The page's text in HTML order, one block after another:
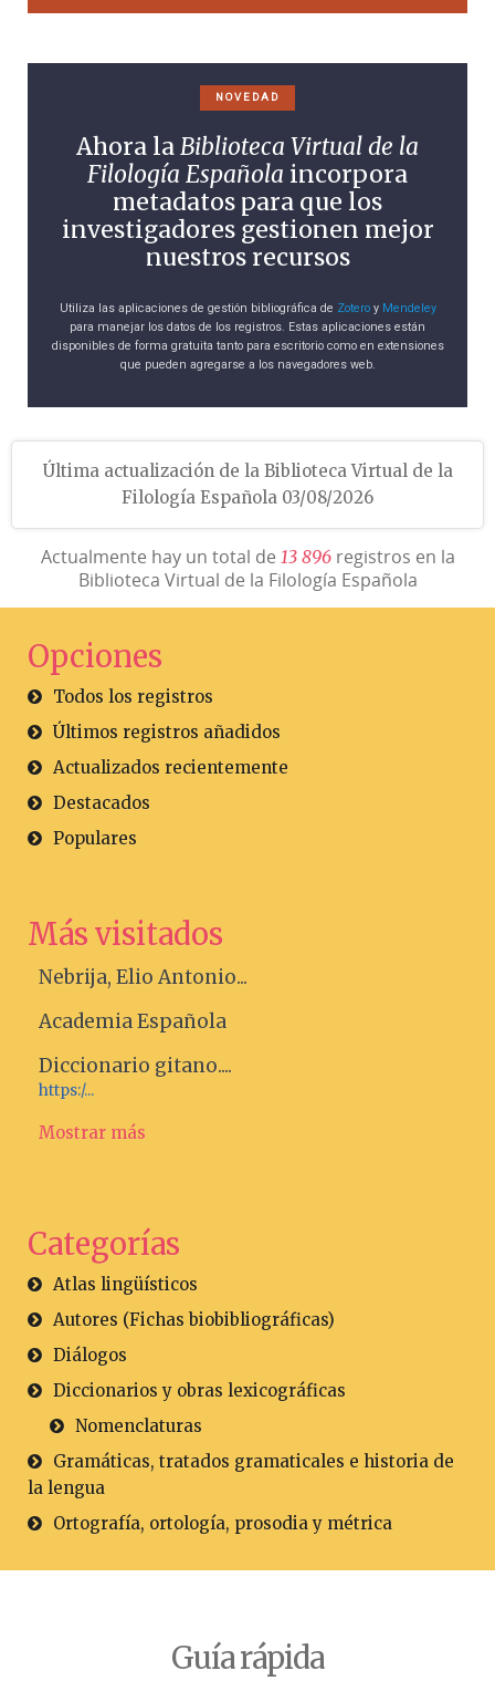
NOVEDAD
Ahora laBiblioteca Virtual de la
Filología Española incorpora
metadatos para que los
investigadores gestionen mejor
nuestros recursos
Utiliza las aplicaciones de gestión bibliográfica de Zoteroy Mendeley
para manejar los datos de los registros. Estas aplicaciones están
disponibles de forma gratuita tanto para escritorio como en extensiones
que pueden agregarse a los navegadores web.
Última actualización de la Biblioteca Virtual de la
Filología Española 03/08/2026
Actualmente hay un total de 13 896registros en la
Biblioteca Virtual de la Filología Española
Opciones
Todos los registros
Últimos registros añadidos
Actualizados recientemente
Destacados
Populares
Más visitados
Nebrija, Elio Antonio...
Academia Española
Diccionario gitano....
https:/...
Mostrar más
Categorías
Atlas lingüísticos
Autores (Fichas biobibliográficas)
Diálogos
Diccionarios y obras lexicográficas
Nomenclaturas
Gramáticas, tratados gramaticales e historia de
la lengua
Ortografía, ortología, prosodia y métrica
Guía rápida